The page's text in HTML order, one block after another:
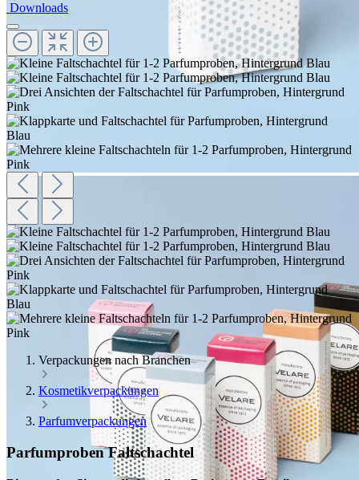
Downloads
Verpackungen nach Branchen
Kosmetikverpackungen
Parfumverpackungen
Parfumproben Faltschachtel